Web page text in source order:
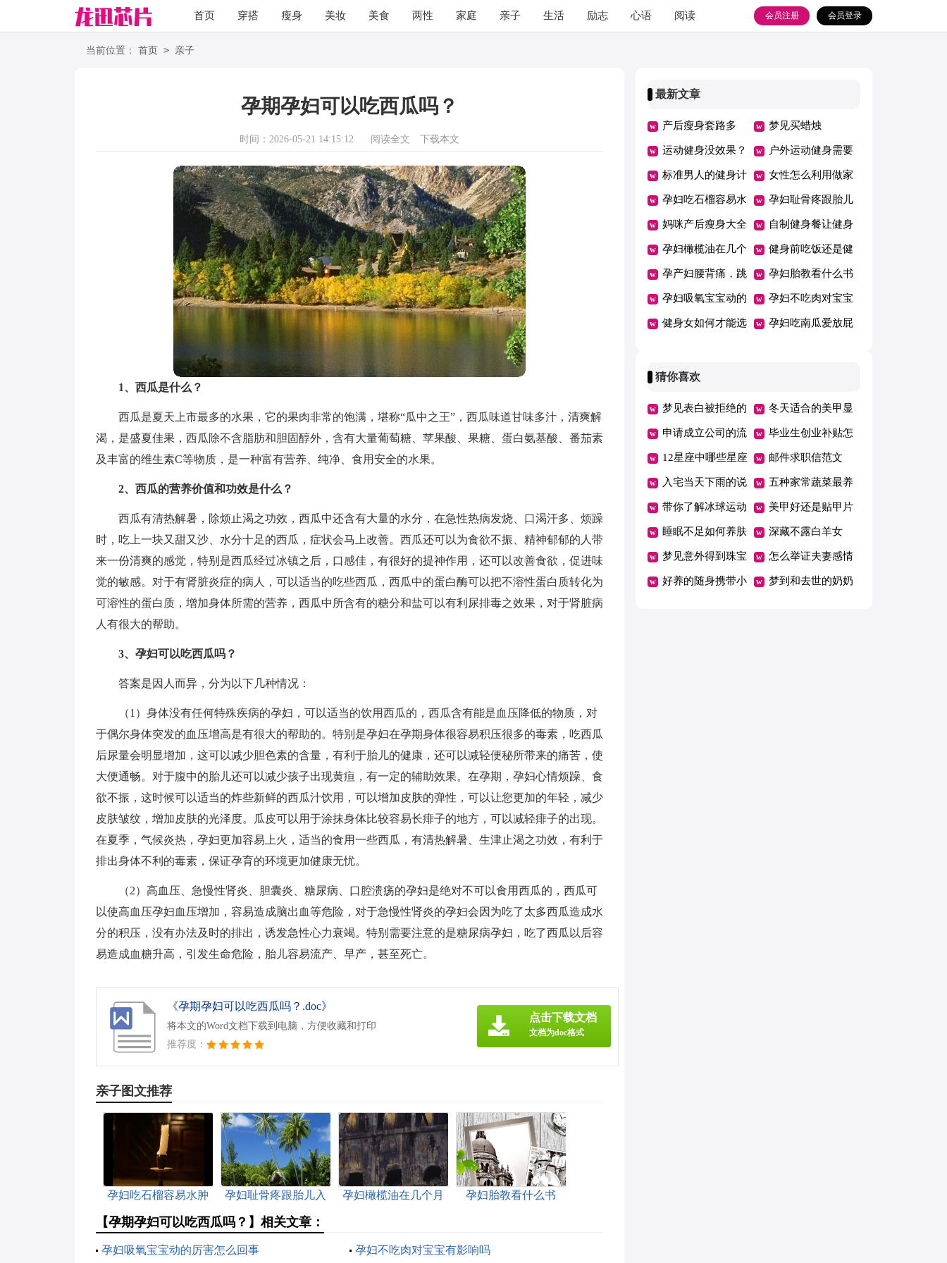
首页 穿搭 瘦身 美妆 美食 两性 家庭 亲子 生活 励志 心语 阅读
职场
会员登录
会员注册
当前位置： 首页 > 亲子
孕期孕妇可以吃西瓜吗？
时间：2026-05-21 14:15:12 阅读全文 下载本文
1、西瓜是什么？
西瓜是夏天上市最多的水果，它的果肉非常的饱满，堪称“瓜中之王”，西瓜味道甘味多汁，清爽解
渴，是盛夏佳果，西瓜除不含脂肪和胆固醇外，含有大量葡萄糖、苹果酸、果糖、蛋白氨基酸、番茄素
及丰富的维生素C等物质，是一种富有营养、纯净、食用安全的水果。
2、西瓜的营养价值和功效是什么？
西瓜有清热解暑，除烦止渴之功效，西瓜中还含有大量的水分，在急性热病发烧、口渴汗多、烦躁
时，吃上一块又甜又沙、水分十足的西瓜，症状会马上改善。西瓜还可以为食欲不振、精神郁郁的人带
来一份清爽的感觉，特别是西瓜经过冰镇之后，口感佳，有很好的提神作用，还可以改善食欲，促进味
觉的敏感。对于有肾脏炎症的病人，可以适当的吃些西瓜，西瓜中的蛋白酶可以把不溶性蛋白质转化为
可溶性的蛋白质，增加身体所需的营养，西瓜中所含有的糖分和盐可以有利尿排毒之效果，对于肾脏病
人有很大的帮助。
3、孕妇可以吃西瓜吗？
答案是因人而异，分为以下几种情况：
（1）身体没有任何特殊疾病的孕妇，可以适当的饮用西瓜的，西瓜含有能是血压降低的物质，对
于偶尔身体突发的血压增高是有很大的帮助的。特别是孕妇在孕期身体很容易积压很多的毒素，吃西瓜
后尿量会明显增加，这可以减少胆色素的含量，有利于胎儿的健康，还可以减轻便秘所带来的痛苦，使
大便通畅。对于腹中的胎儿还可以减少孩子出现黄疸，有一定的辅助效果。在孕期，孕妇心情烦躁、食
欲不振，这时候可以适当的炸些新鲜的西瓜汁饮用，可以增加皮肤的弹性，可以让您更加的年轻，减少
皮肤皱纹，增加皮肤的光泽度。瓜皮可以用于涂抹身体比较容易长痱子的地方，可以减轻痱子的出现。
在夏季，气候炎热，孕妇更加容易上火，适当的食用一些西瓜，有清热解暑、生津止渴之功效，有利于
排出身体不利的毒素，保证孕育的环境更加健康无忧。
（2）高血压、急慢性肾炎、胆囊炎、糖尿病、口腔溃疡的孕妇是绝对不可以食用西瓜的，西瓜可
以使高血压孕妇血压增加，容易造成脑出血等危险，对于急慢性肾炎的孕妇会因为吃了太多西瓜造成水
分的积压，没有办法及时的排出，诱发急性心力衰竭。特别需要注意的是糖尿病孕妇，吃了西瓜以后容
易造成血糖升高，引发生命危险，胎儿容易流产、早产，甚至死亡。
《孕期孕妇可以吃西瓜吗？.doc》
将本文的Word文档下载到电脑，方便收藏和打印
推荐度：
点击下载文档
文档为doc格式
亲子图文推荐
孕妇吃石榴容易水肿
孕妇耻骨疼跟胎儿入
孕妇橄榄油在几个月
孕妇胎教看什么书
【孕期孕妇可以吃西瓜吗？】相关文章：
孕妇吸氧宝宝动的厉害怎么回事 孕妇不吃肉对宝宝有影响吗
最新文章
产后瘦身套路多
方法错误越减越肥
梦见买蜡烛
运动健身没效果？
看看别人是怎么做
的
户外运动健身需要
注意什么
标准男人的健身计
划
女性怎么利用做家
务健身
孕妇吃石榴容易水
肿吗
孕妇耻骨疼跟胎儿
入盆有关吗
妈咪产后瘦身大全
饮食篇
自制健身餐让健身
事半功倍
孕妇橄榄油在几个
月的时候开始用
健身前吃饭还是健
身后吃饭
孕产妇腰背痛，跳
健身操可有效防止
孕妇胎教看什么书
孕妇吸氧宝宝动的
厉害怎么回事
孕妇不吃肉对宝宝
有影响吗
健身女如何才能选 孕妇吃南瓜爱放屁
猜你喜欢
梦见表白被拒绝的
人
冬天适合的美甲显
手白
申请成立公司的流
程
毕业生创业补贴怎
么申请
12星座中哪些星座
吵架最厉害
邮件求职信范文
入宅当天下雨的说
法
五种家常蔬菜最养
胃
带你了解冰球运动 美甲好还是贴甲片
好
睡眠不足如何养肤 深藏不露白羊女
梦见意外得到珠宝 怎么举证夫妻感情
破裂分居
好养的随身携带小 梦到和去世的奶奶